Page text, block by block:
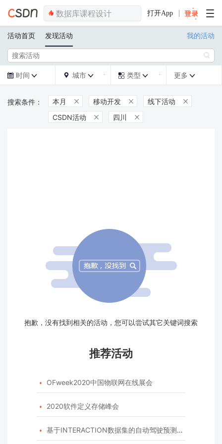
打开App
活动首页 发现活动 我的活动

 时间   城市   类型  更多 
本月  移动开发  线下活动 
CSDN活动  四川 
抱歉，没有找到相关的活动，您可以尝试其它关键词搜索
推荐活动
 OFweek2020中国物联网在线展会
 2020软件定义存储峰会
 基于INTERACTION数据集的自动驾驶预测模型挑战赛